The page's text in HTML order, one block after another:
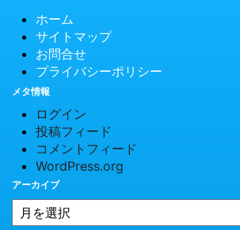
ホーム
サイトマップ
お問合せ
プライバシーポリシー
メタ情報
ログイン
投稿フィード
コメントフィード
WordPress.org
アーカイブ